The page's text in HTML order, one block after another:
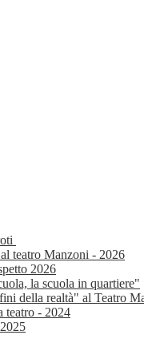
teatro Manzoni - 2026
2026
la scuola in quartiere"
della realtà" al Teatro
teatro - 2024